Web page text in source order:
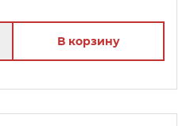
В корзину